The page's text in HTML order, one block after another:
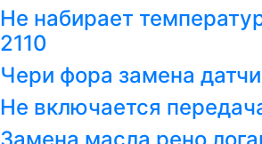
Не набирает
2110
Чери фора замена
Не включается